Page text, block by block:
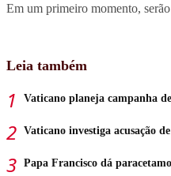
Em um primeiro momento,
Leia também
Vaticano planeja campanha
Vaticano investiga acusação
Papa Francisco dá